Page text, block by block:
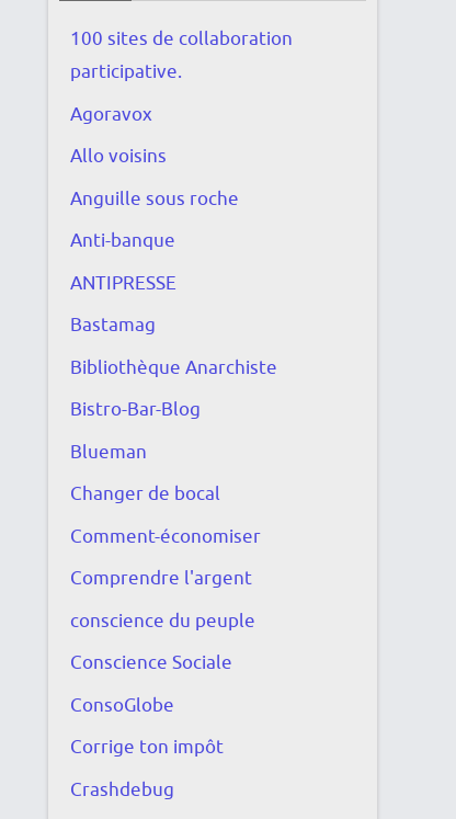
100 sites de collaboration
participative.
Agoravox
Allo voisins
Anguille sous roche
Anti-banque
ANTIPRESSE
Bastamag
Bibliothèque Anarchiste
Bistro-Bar-Blog
Blueman
Changer de bocal
Comment-économiser
Comprendre l'argent
conscience du peuple
Conscience Sociale
ConsoGlobe
Corrige ton impôt
Crashdebug